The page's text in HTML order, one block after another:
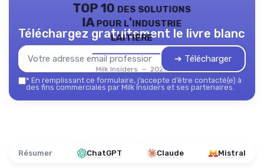
TOP 10 des solutions
IA pour l'industrie
laitière
Milk Insiders — 2026
Téléchargez gratuitement le livre blanc
➔ Télécharger
* En remplissant ce formulaire, j’accepte d’être contacté(e) à
des fins commerciales par Milk Insiders et ses partenaires.
Résumer ChatGPT Claude Mistral